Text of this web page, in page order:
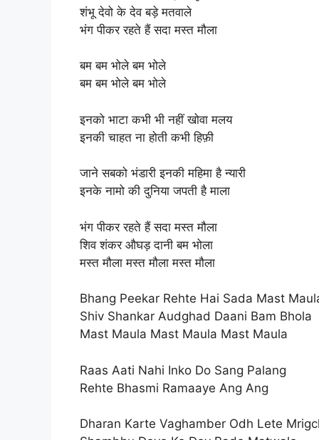
शंभू देवो के देव बड़े मतवाले
भंग पीकर रहते हैं सदा मस्त मौला
बम बम भोले बम भोले
बम बम भोले बम भोले
इनको भाटा कभी भी नहीं खोवा मलय
इनकी चाहत ना होती कभी हिफ़ी
जाने सबको भंडारी इनकी महिमा है न्यारी
इनके नामो की दुनिया जपती है माला
भंग पीकर रहते हैं सदा मस्त मौला
शिव शंकर औघड़ दानी बम भोला
मस्त मौला मस्त मौला मस्त मौला
Bhang Peekar Rehte Hai Sada Mast
Shiv Shankar Audghad Daani Bam Bhola
Mast Maula Mast Maula Mast Maula
Raas Aati Nahi Inko Do Sang Palang
Rehte Bhasmi Ramaaye Ang Ang
Dharan Karte Vaghamber Odh Lete